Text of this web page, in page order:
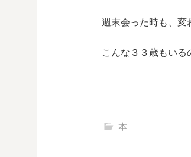
週末会った時も、変
こんな３３歳もいる
本